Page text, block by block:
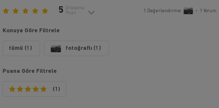
5 Ortalama
Puan
1 Değerlendirme • 1 Yorum
Konuya Göre Filtrele
tümü (1) fotoğraflı (1)
Puana Göre Filtrele
(1)